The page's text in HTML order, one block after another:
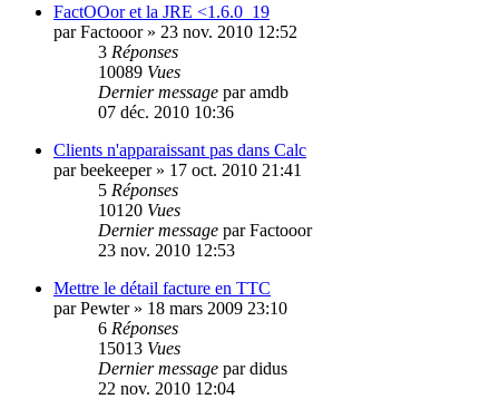
FactOOor et la JRE <1.6.0_19
parFactooor» 23 nov. 2010 12:52
3 Réponses
10089 Vues
Dernier message paramdb
07 déc. 2010 10:36
Clients n'apparaissant pas dans Calc
parbeekeeper» 17 oct. 2010 21:41
5 Réponses
10120 Vues
Dernier message parFactooor
23 nov. 2010 12:53
Mettre le détail facture en TTC
parPewter» 18 mars 2009 23:10
6 Réponses
15013 Vues
Dernier message pardidus
22 nov. 2010 12:04